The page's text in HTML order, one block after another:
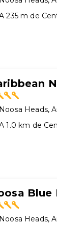
235 m de
Noosa Heads,
1.0 km de
Blue
Noosa Heads,